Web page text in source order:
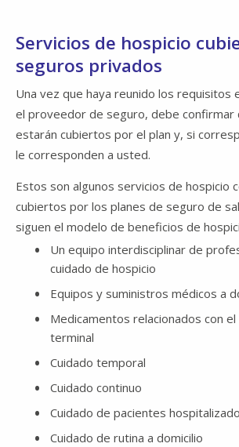
Servicios de hospicio
seguros privados
Una vez que haya reunido los requisitos
el proveedor de seguro, debe confirmar
estarán cubiertos por el plan y, si
le corresponden a usted.
Estos son algunos servicios de hospicio
cubiertos por los planes de seguro de
siguen el modelo de beneficios de
Un equipo interdisciplinar de
cuidado de hospicio
Equipos y suministros médicos a
Medicamentos relacionados con
terminal
Cuidado temporal
Cuidado continuo
Cuidado de pacientes
Cuidado de rutina a domicilio